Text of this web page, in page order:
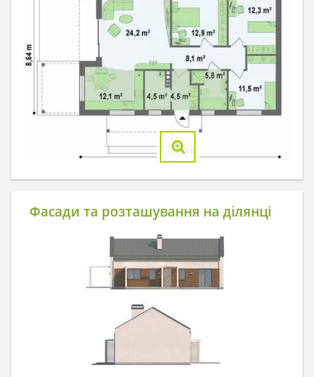
Фасади та розташування на ділянці